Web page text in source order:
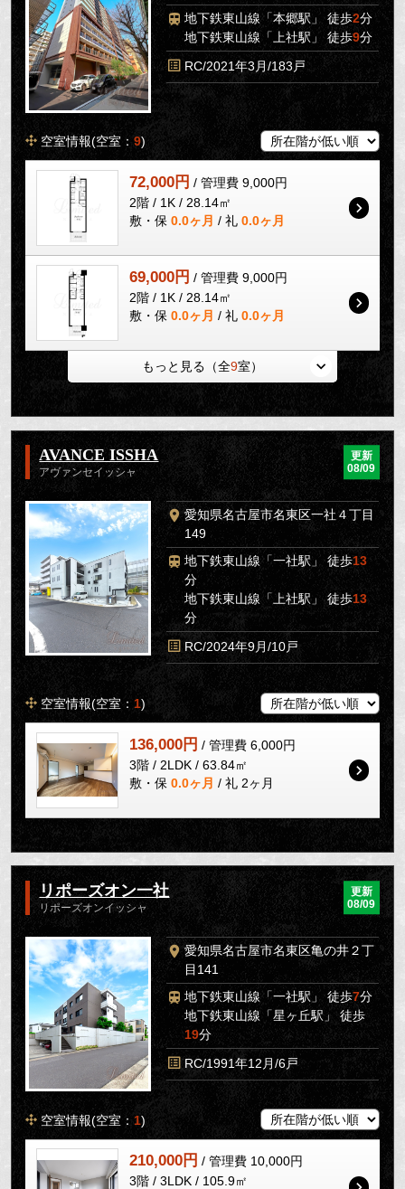
地下鉄東山線「本郷駅」 徒歩2分
地下鉄東山線「上社駅」 徒歩9分
RC/2021年3月/183戸
空室情報(空室：9)
72,000円 / 管理費 9,000円
2階 / 1K / 28.14㎡
敷・保 0.0ヶ月 / 礼 0.0ヶ月
69,000円 / 管理費 9,000円
2階 / 1K / 28.14㎡
敷・保 0.0ヶ月 / 礼 0.0ヶ月
もっと見る（全9室）
AVANCE ISSHA
アヴァンセイッシャ
更新
08/09
愛知県名古屋市名東区一社４丁目
149
地下鉄東山線「一社駅」 徒歩13
分
地下鉄東山線「上社駅」 徒歩13
分
RC/2024年9月/10戸
空室情報(空室： 1)
136,000円 / 管理費 6,000円
3階 / 2LDK / 63.84㎡
敷・保 0.0ヶ月 / 礼 2ヶ月
リポーズオン一社
リポーズオンイッシャ
更新
08/09
愛知県名古屋市名東区亀の井２丁
目141
地下鉄東山線「一社駅」 徒歩7分
地下鉄東山線「星ヶ丘駅」 徒歩
19分
RC/1991年12月/6戸
空室情報(空室： 1)
210,000円 / 管理費 10,000円
3階 / 3LDK / 105.9㎡